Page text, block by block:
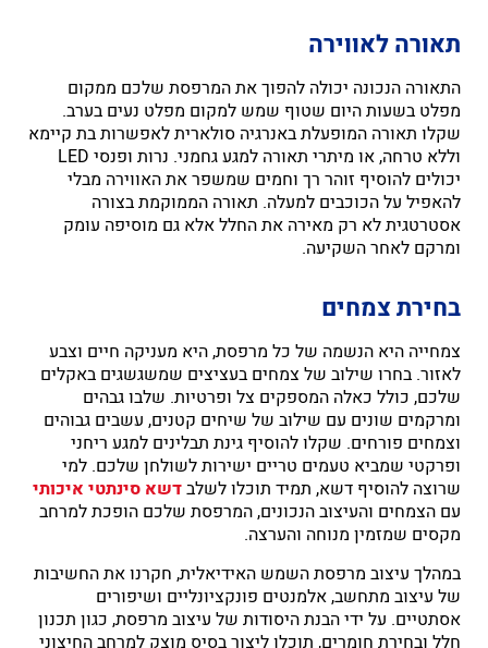
תאורה לאווירה
התאורה הנכונה יכולה להפוך את המרפסת שלכם ממקום
מפלט בשעות היום שטוף שמש למקום מפלט נעים בערב.
שקלו תאורה המופעלת באנרגיה סולארית לאפשרות בת קיימא
וללא טרחה, או מיתרי תאורה למגע גחמני. נרות ופנסי LED
יכולים להוסיף זוהר רך וחמים שמשפר את האווירה מבלי
להאפיל על הכוכבים למעלה. תאורה הממוקמת בצורה
אסטרטגית לא רק מאירה את החלל אלא גם מוסיפה עומק
ומרקם לאחר השקיעה.
בחירת צמחים
צמחייה היא הנשמה של כל מרפסת, היא מעניקה חיים וצבע
לאזור. בחרו שילוב של צמחים בעציצים שמשגשגים באקלים
שלכם, כולל כאלה המספקים צל ופרטיות. שלבו גבהים
ומרקמים שונים עם שילוב של שיחים קטנים, עשבים גבוהים
וצמחים פורחים. שקלו להוסיף גינת תבלינים למגע ריחני
ופרקטי שמביא טעמים טריים ישירות לשולחן שלכם. למי
שרוצה להוסיף דשא, תמיד תוכלו לשלבדשא סינתטי איכותי
עם הצמחים והעיצוב הנכונים, המרפסת שלכם הופכת למרחב
מקסים שמזמין מנוחה והערצה.
במהלך עיצוב מרפסת השמש האידיאלית, חקרנו את החשיבות
של עיצוב מתחשב, אלמנטים פונקציונליים ושיפורים
אסתטיים. על ידי הבנת היסודות של עיצוב מרפסת, כגון תכנון